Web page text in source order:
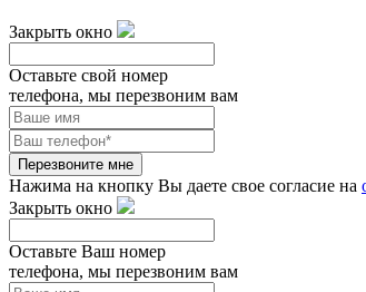
Закрыть окно
Оставьте свой номер
телефона, мы перезвоним вам
Перезвоните мне
Нажима на кнопку Вы даете свое согласие на
Закрыть окно
Оставьте Ваш номер
телефона, мы перезвоним вам